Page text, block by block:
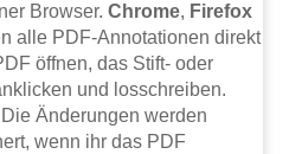
Browser.Chrome, Firefox
alle PDF-Annotationen direkt
öffnen, das Stift- oder
und losschreiben.
Änderungen werden
wenn ihr das PDF